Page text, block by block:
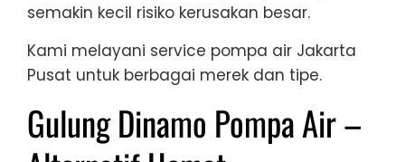
semakin kecil risiko kerusakan besar.
Kami melayani service pompa air Jakarta
Pusat untuk berbagai merek dan tipe.
Gulung Dinamo Pompa Air –